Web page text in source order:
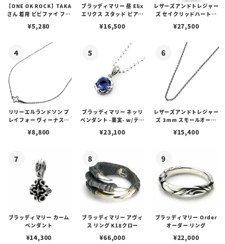
【ONE OK ROCK】TAKA
さん 着用 ビビファイ フー
¥5,280
ブラッディマリー 昼 Elix
エリクス スタッド ピアス
¥16,500
レザーズアンドトレジャー
ズ セイクリッドハートピ
¥27,500
リリーエルランドソン プ
レイフォー ヴィーナスチ
¥8,800
ブラッディマリー ネッリ
ペンダント -果実- w/ティ
¥23,100
レザーズアンドトレジャー
ズ 3mm スモールオーバ
ブスタークラスプ＆LTロ
¥15,400
ブラッディマリー カーム
ペンダント
¥14,300
ブラッディマリー アヴィ
ス リング K18クロー
¥66,000
ブラッディマリー Order
オーダー リング
¥22,000